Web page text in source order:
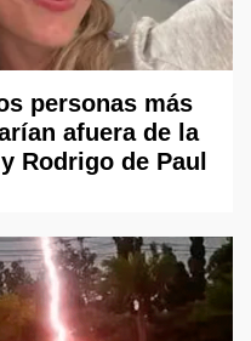
personas más
afuera de la
Rodrigo de Paul